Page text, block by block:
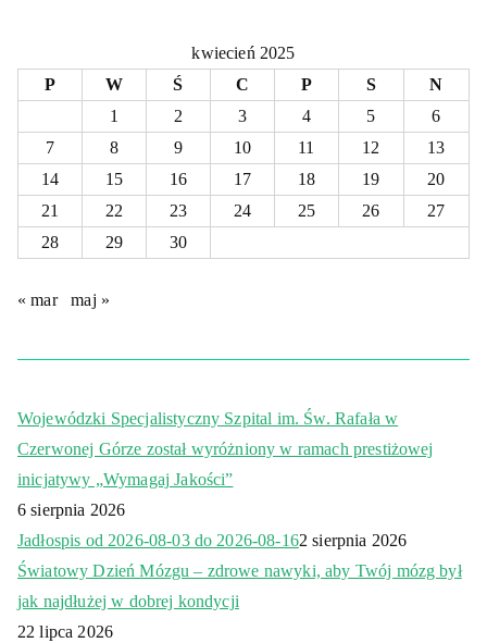
kwiecień 2025
P
W Ś C P S
N
1
2 3 4 5
6
7
8 9 10 11 12
13
14
15 16 17 18 19
20
21
22 23 24 25 26
27
28
29 30
« mar maj »
Wojewódzki Specjalistyczny Szpital im. Św. Rafała w
Czerwonej Górze został wyróżniony w ramach prestiżowej
inicjatywy „Wymagaj Jakości”
6 sierpnia 2026
Jadłospis od 2026-08-03 do 2026-08-162 sierpnia 2026
Światowy Dzień Mózgu – zdrowe nawyki, aby Twój mózg był
jak najdłużej w dobrej kondycji
22 lipca 2026